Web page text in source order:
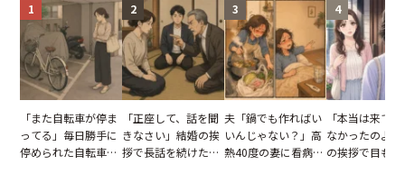
1
「また自転車が停ま
ってる」毎日勝手に
停められた自転車。
2
「正座して、話を聞
きなさい」結婚の挨
拶で長話を続けた義
3
夫「鍋でも作ればい
いんじゃない？」高
熱40度の妻に看病な
4
「本当は来て
なかったのよ
の挨拶で目も